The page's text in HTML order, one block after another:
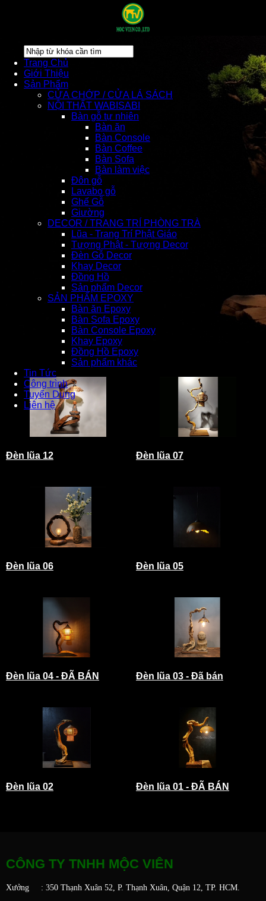
Trang Chủ
Giới Thiệu
Sản Phẩm
CỬA CHỚP / CỬA LÁ SÁCH
NỘI THẤT WABISABI
Bàn gỗ tự nhiên
Bàn ăn
Bàn Console
Bàn Coffee
Bàn Sofa
Bàn làm việc
Đôn gỗ
Lavabo gỗ
Ghế Gỗ
Giường
DECOR / TRANG TRÍ PHÒNG TRÀ
Lũa - Trang Trí Phật Giáo
Tượng Phật - Tượng Decor
Đèn Gỗ Decor
Khay Decor
Đồng Hồ
Sản phẩm Decor
SẢN PHẨM EPOXY
Bàn ăn Epoxy
Bàn Sofa Epoxy
Bàn Console Epoxy
Khay Epoxy
Đồng Hồ Epoxy
Sản phẩm khác
Tin Tức
Công trình
Tuyển Dụng
Liên hệ
Đèn lũa 12 Đèn lũa 07
Đèn lũa 06 Đèn lũa 05
Đèn lũa 04 - ĐÃ BÁN Đèn lũa 03 - Đã bán
Đèn lũa 02 Đèn lũa 01 - ĐÃ BÁN
CÔNG TY TNHH MỘC VIÊN
Xưởng : 350 Thạnh Xuân 52, P. Thạnh Xuân, Quận 12, TP. HCM.